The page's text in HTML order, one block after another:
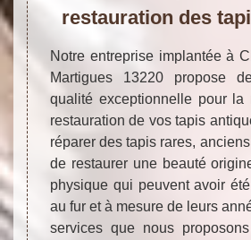
restauration des
Notre entreprise implantée à
Martigues 13220 propose
qualité exceptionnelle pour la
restauration de vos tapis
réparer des tapis rares,
de restaurer une beauté
physique qui peuvent avoir
au fur et à mesure de leurs
services que nous